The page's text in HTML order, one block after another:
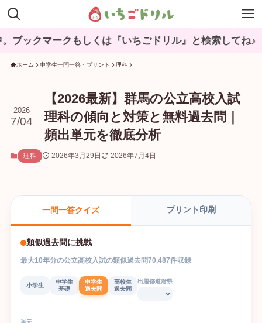
クもしくは『いちごドリル』と検索してね♪
ホーム 中学生一問一答・プリント 理科
【2026最新】群馬の公立高校入試
理科の傾向と対策と無料過去問｜
頻出単元を徹底分析
2026
7/04
理科 2026年3月29日 2026年7月4日
一問一答クイズ プリント印刷
類似過去問に挑戦
最大10年分の公立高校入試の類似過去問70,487件収録
小学生
中学生
基礎
中学生
過去問
高校生
過去問
出題都道府県